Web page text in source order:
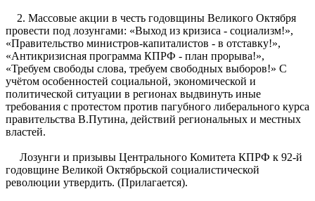
2. Массовые акции в честь годовщины Великого Октября
провести под лозунгами: «Выход из кризиса - социализм!»,
«Правительство министров-капиталистов - в отставку!»,
«Антикризисная программа КПРФ - план прорыва!»,
«Требуем свободы слова, требуем свободных выборов!» С
учётом особенностей социальной, экономической и
политической ситуации в регионах выдвинуть иные
требования с протестом против пагубного либерального курса
правительства В.Путина, действий региональных и местных
властей.
Лозунги и призывы Центрального Комитета КПРФ к 92-й
годовщине Великой Октябрьской социалистической
революции утвердить. (Прилагается).